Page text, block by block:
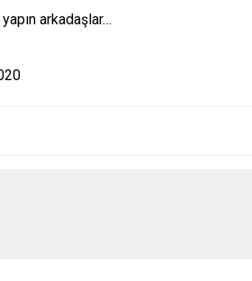
arkadaşlar…